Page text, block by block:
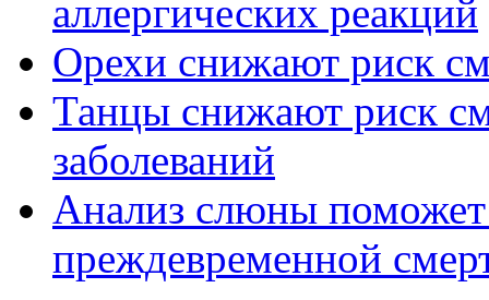
аллергических реакций
Орехи снижают риск
Танцы снижают риск
заболеваний
Анализ слюны поможет
преждевременной